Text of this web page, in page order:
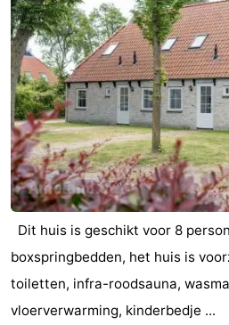
Boerderijen
-
Speeltuinen
-
Minigolfbanen
Natuur
Rondleidingen
Sporten
Zwembaden
-
Fietsen
-
Dit huis is geschikt voor 8
boxspringbedden, het huis is
toiletten, infra-roodsauna,
vloerverwarming, kinderbedje ...